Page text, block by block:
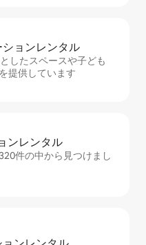
ョ⁠ンレ⁠ン⁠タ⁠ル
したスペースや子ども
提供しています
ンレ⁠ン⁠タ⁠ル
件の中から見つけまし